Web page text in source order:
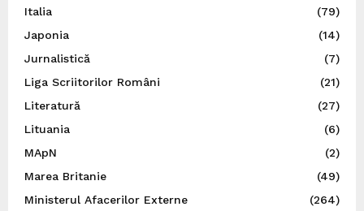
Italia
(79)
Japonia
(14)
Jurnalistică
(7)
Liga Scriitorilor Români
(21)
Literatură
(27)
Lituania
(6)
MApN
(2)
Marea Britanie
(49)
Ministerul Afacerilor Externe
(264)